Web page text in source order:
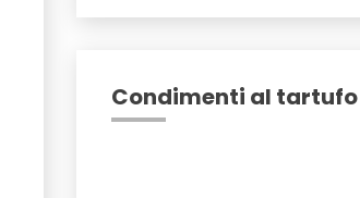
Condimenti al tartufo